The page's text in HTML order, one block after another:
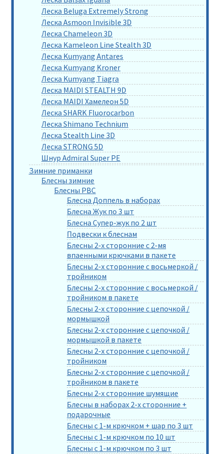
Леска Beluga Extremely Strong
Леска Asmoon Invisible 3D
Леска Chameleon 3D
Леска Kameleon Line Stealth 3D
Леска Kumyang Antares
Леска Kumyang Kroner
Леска Kumyang Tiagra
Леска MAIDI STEALTH 9D
Леска MAIDI Хамелеон 5D
Леска SHARK Fluorocarbon
Леска Shimano Technium
Леска Stealth Line 3D
Леска STRONG 5D
Шнур Admiral Super PE
Зимние приманки
Блесны зимние
Блесны РВС
Блесна Доппель в наборах
Блесна Жук по 3 шт
Блесна Супер-жук по 2 шт
Подвески к блеснам
Блесны 2-х сторонние с 2-мя
впаенными крючками в пакете
Блесны 2-х сторонние с восьмеркой /
тройником
Блесны 2-х сторонние с восьмеркой /
тройником в пакете
Блесны 2-х сторонние с цепочкой /
мормышкой
Блесны 2-х сторонние с цепочкой /
мормышкой в пакете
Блесны 2-х сторонние с цепочкой /
тройником
Блесны 2-х сторонние с цепочкой /
тройником в пакете
Блесны 2-х сторонние шумящие
Блесны в наборах 2-х сторонние +
подарочные
Блесны с 1-м крючком + шар по 3 шт
Блесны с 1-м крючком по 10 шт
Блесны с 1-м крючком по 3 шт